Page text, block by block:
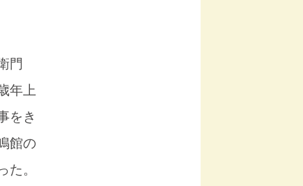
門
年上
をき
館の
た。